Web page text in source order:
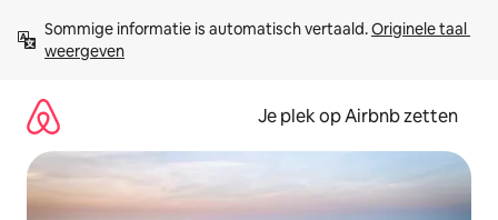
direct
naar
Sommige informatie is automatisch vertaald. Originele taal
weergeven
Je plek op Airbnb zetten